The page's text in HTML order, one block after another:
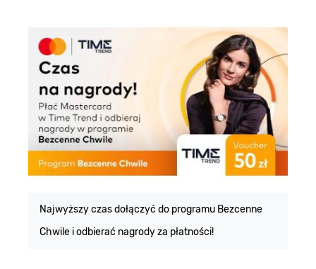
Najwyższy czas dołączyć do programu Bezcenne
Chwile i odbierać nagrody za płatności!